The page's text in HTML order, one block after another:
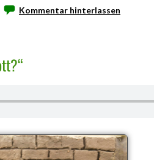
Kommentar hinterlassen